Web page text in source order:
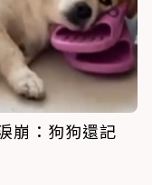
崩：狗狗還記